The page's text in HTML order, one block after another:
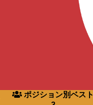
ポジション別ベスト